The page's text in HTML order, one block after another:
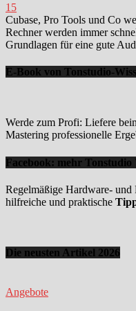
15
Cubase, Pro Tools und Co
Rechner werden immer
Grundlagen für eine gute
E-Book von Tonstudio-
Werde zum Profi: Liefere
Mastering professionelle
Facebook: mehr Tonstudio
Regelmäßige Hardware- und
hilfreiche und praktische
Die neusten Artikel 2026
Angebote